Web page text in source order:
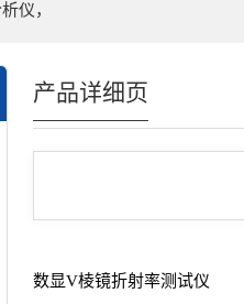
仪，
产品详细页
数显V棱镜折射率测试仪